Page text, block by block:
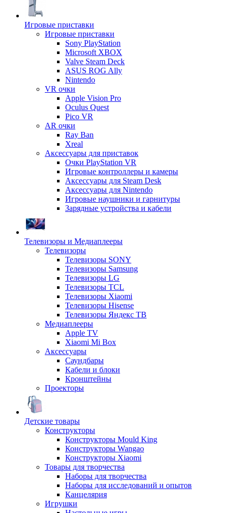
Игровые приставки
Игровые приставки
Sony PlayStation
Microsoft XBOX
Valve Steam Deck
ASUS ROG Ally
Nintendo
VR очки
Apple Vision Pro
Oculus Quest
Pico VR
AR очки
Ray Ban
Xreal
Аксессуары для приставок
Очки PlayStation VR
Игровые контроллеры и камеры
Аксессуары для Steam Desk
Аксессуары для Nintendo
Игровые наушники и гарнитуры
Зарядные устройства и кабели
Телевизоры и Медиаплееры
Телевизоры
Телевизоры SONY
Телевизоры Samsung
Телевизоры LG
Телевизоры TCL
Телевизоры Xiaomi
Телевизоры Hisense
Телевизоры Яндекс ТВ
Медиаплееры
Apple TV
Xiaomi Mi Box
Аксессуары
Саундбары
Кабели и блоки
Кронштейны
Проекторы
Детские товары
Конструкторы
Конструкторы Mould King
Конструкторы Wangao
Конструкторы Xiaomi
Товары для творчества
Наборы для творчества
Наборы для исследований и опытов
Канцелярия
Игрушки